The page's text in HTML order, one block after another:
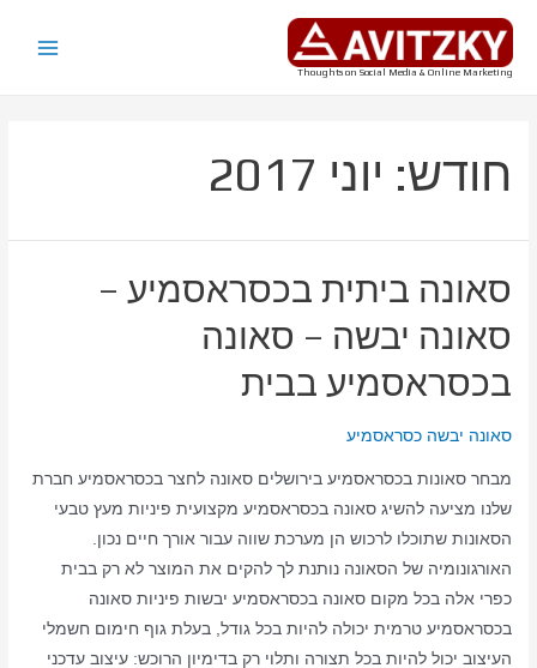
דילוג
לתוכן
Thoughts on Social Media & Online Marketing
חודש: יוני 2017
סאונה ביתית בכסראסמיע –
סאונה יבשה – סאונה
בכסראסמיע בבית
סאונה יבשה כסראסמיע
מבחר סאונות בכסראסמיע בירושלים סאונה לחצר בכסראסמיע חברת
שלנו מציעה להשיג סאונה בכסראסמיע מקצועית פיניות מעץ טבעי
הסאונות שתוכלו לרכוש הן מערכת שווה עבור אורך חיים נכון.
האורגונומיה של הסאונה נותנת לך להקים את המוצר לא רק בבית
כפרי אלה בכל מקום סאונה בכסראסמיע יבשות פיניות סאונה
בכסראסמיע טרמית יכולה להיות בכל גודל, בעלת גוף חימום חשמלי
העיצוב יכול להיות בכל תצורה ותלוי רק בדימיון הרוכש: עיצוב עדכני